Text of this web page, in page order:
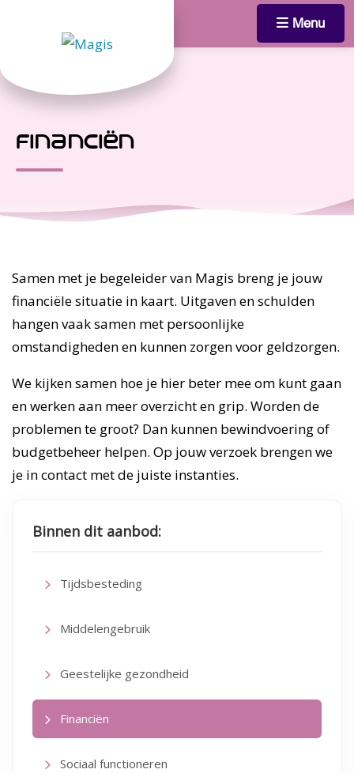
Menu
financiën
Samen met je begeleider van Magis breng je jouw
financiële situatie in kaart. Uitgaven en schulden
hangen vaak samen met persoonlijke
omstandigheden en kunnen zorgen voor geldzorgen.
We kijken samen hoe je hier beter mee om kunt gaan
en werken aan meer overzicht en grip. Worden de
problemen te groot? Dan kunnen bewindvoering of
budgetbeheer helpen. Op jouw verzoek brengen we
je in contact met de juiste instanties.
Binnen dit aanbod:
Tijdsbesteding
Middelengebruik
Geestelijke gezondheid
Financiën
Sociaal functioneren